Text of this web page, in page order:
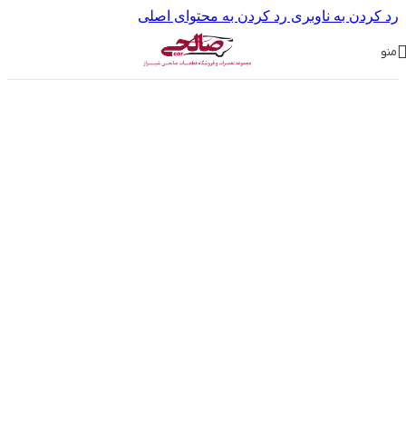
رد کردن به ناوبری رد کردن به محتوای اصلی
منو